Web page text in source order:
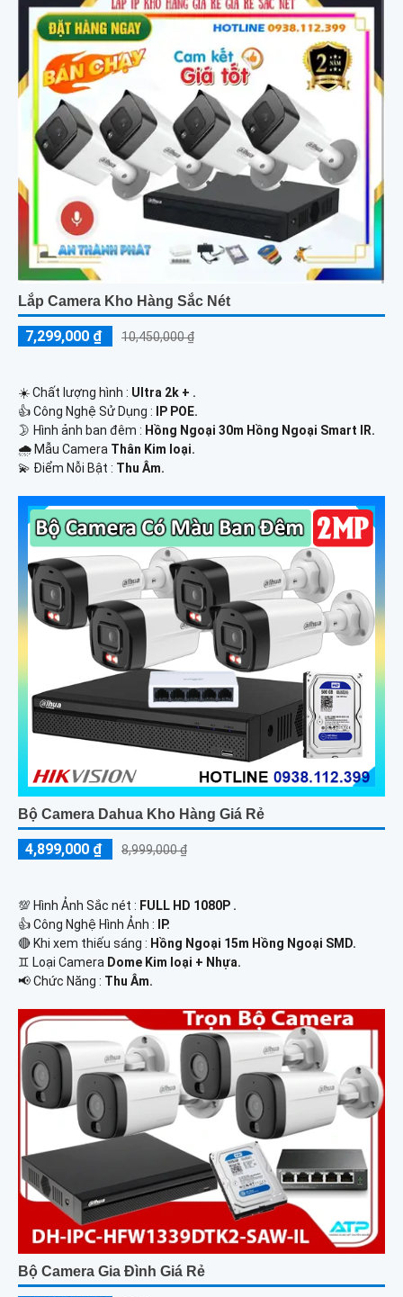
Lắp Camera Kho Hàng Sắc Nét
7,299,000 ₫ 10,450,000 ₫
☀️ Chất lượng hình : Ultra 2k + .
👍 Công Nghệ Sử Dụng :
IP POE.
🌛 Hình ảnh ban đêm : Hồng Ngoại 30m Hồng Ngoại Smart IR.
🌧️ Mẫu Camera Thân Kim loại.
️💫 Điểm Nỗi Bật : Thu Âm.
Bộ Camera Dahua Kho Hàng Giá Rẻ
4,899,000 ₫ 8,999,000 ₫
💯 Hình Ảnh Sắc nét : FULL HD 1080P .
👍 Công Nghệ Hình Ảnh :
IP.
🔴 Khi xem thiếu sáng : Hồng Ngoại 15m Hồng Ngoại SMD.
♊ Loại Camera Dome Kim loại + Nhựa.
️📢 Chức Năng : Thu Âm.
Bộ Camera Gia Đình Giá Rẻ